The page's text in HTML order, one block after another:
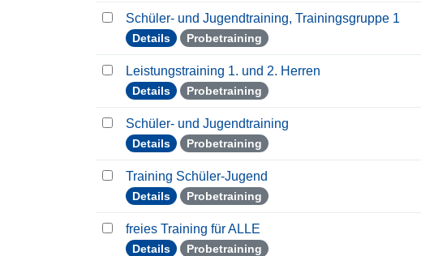
Schüler- und Jugendtraining, Trainingsgruppe 1
Details Probetraining
Leistungstraining 1. und 2. Herren
Details Probetraining
Schüler- und Jugendtraining
Details Probetraining
Training Schüler-Jugend
Details Probetraining
freies Training für ALLE
Details Probetraining